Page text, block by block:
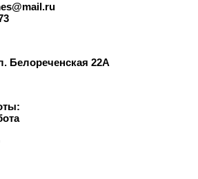
Белореченская 22А